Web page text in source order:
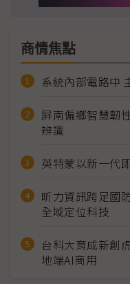
商情焦點
系統內部電路中
屏南偏鄉智慧韌
辨識
英特蒙以新一代
昕力資訊跨足國
全域定位科技
台科大育成新創
地端AI商用